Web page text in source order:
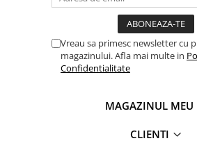
Vreau sa primesc newsletter cu
magazinului. Afla mai multe in
Confidentialitate
MAGAZINUL MEU
CLIENTI